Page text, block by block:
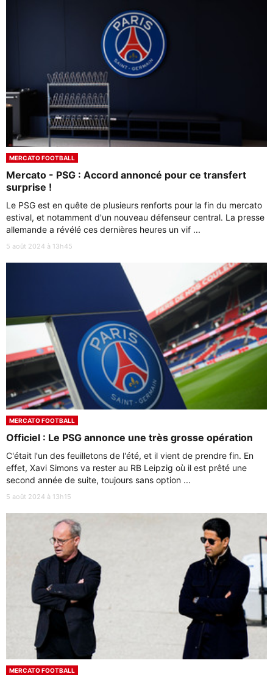
MERCATO FOOTBALL
Mercato - PSG : Accord annoncé pour ce transfert
surprise !
Le PSG est en quête de plusieurs renforts pour la fin du mercato
estival, et notamment d'un nouveau défenseur central. La presse
allemande a révélé ces dernières heures un vif ...
5 août 2024 à 13h45
MERCATO FOOTBALL
Officiel : Le PSG annonce une très grosse opération
C'était l'un des feuilletons de l'été, et il vient de prendre fin. En
effet, Xavi Simons va rester au RB Leipzig où il est prêté une
second année de suite, toujours sans option ...
5 août 2024 à 13h15
MERCATO FOOTBALL